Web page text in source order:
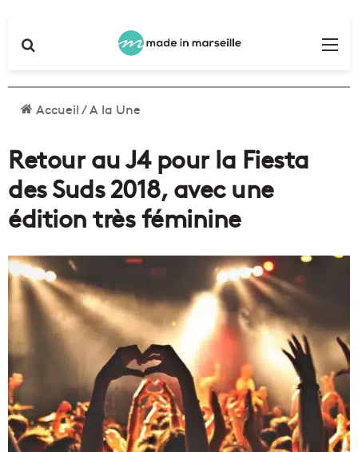
Accueil/A la Une
Retour au J4 pour la Fiesta
des Suds 2018, avec une
édition très féminine